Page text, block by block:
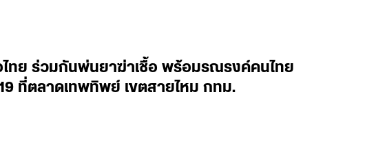
ไทย ร่วมกันพ่นยาฆ่าเชื้อ พร้อมรณรงค์คนไทย
ที่ตลาดเทพทิพย์ เขตสายไหม กทม.